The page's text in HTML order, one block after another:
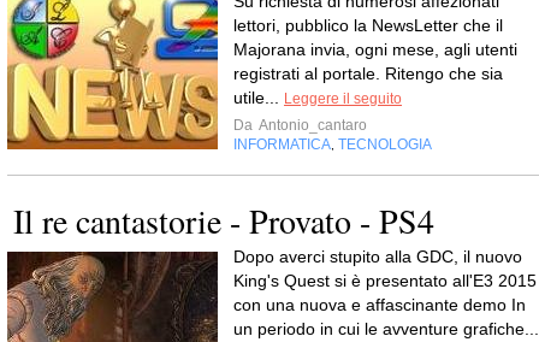
lettori, pubblico la NewsLetter che il
Majorana invia, ogni mese, agli utenti
registrati al portale. Ritengo che sia
utile...
Leggere il seguito
Da Antonio_cantaro
INFORMATICA TECNOLOGIA
Il re cantastorie - Provato - PS4
Dopo averci stupito alla GDC, il nuovo
King's Quest si è presentato all'E3 2015
con una nuova e affascinante demo In
un periodo in cui le avventure grafiche...